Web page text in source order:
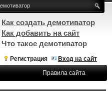
Регистрация
Вход на сайт
Правила сайта
Как создать демотиватор
Как добавить на сайт
Что такое демотиватор